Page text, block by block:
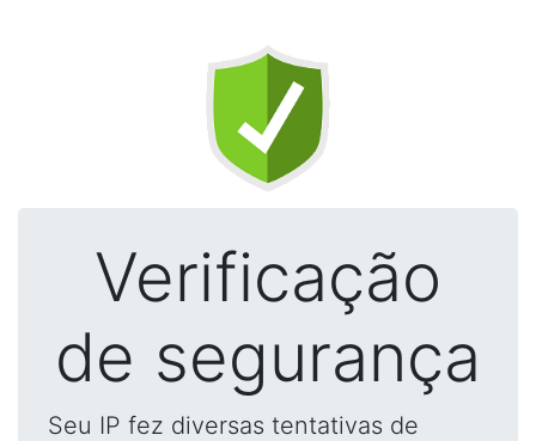
Verificação
de segurança
Seu IP fez diversas tentativas de